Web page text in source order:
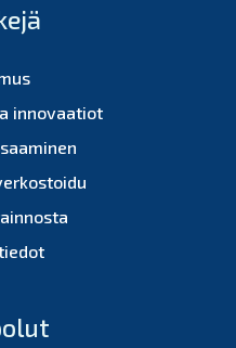
innovaatiot